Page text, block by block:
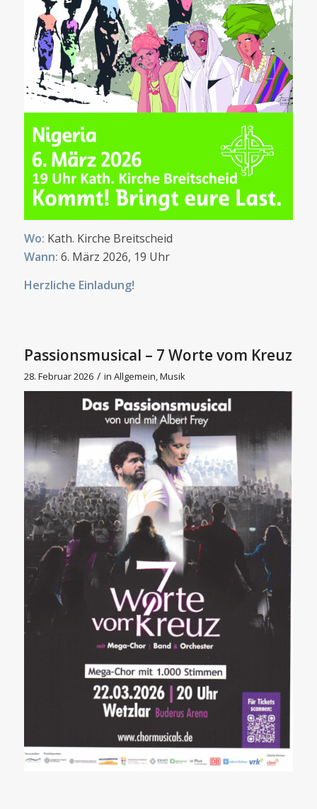
Wo: Kath. Kirche Breitscheid
Wann: 6. März 2026, 19 Uhr
Herzliche Einladung!
Passionsmusical – 7 Worte vom Kreuz
28. Februar 2026 / in Allgemein,Musik